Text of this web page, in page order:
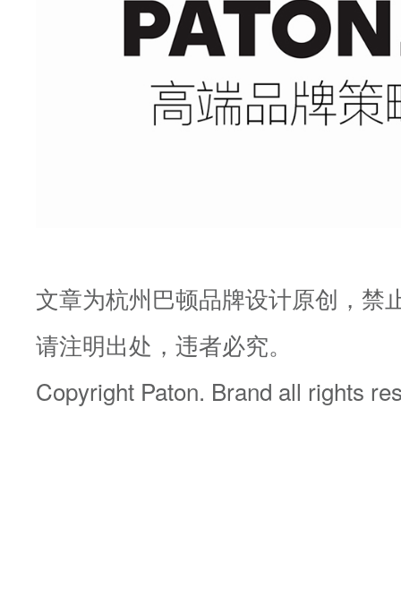
文章为杭州巴顿品牌设计原创，禁
请注明出处，违者必究。
Copyright Paton. Brand all rights